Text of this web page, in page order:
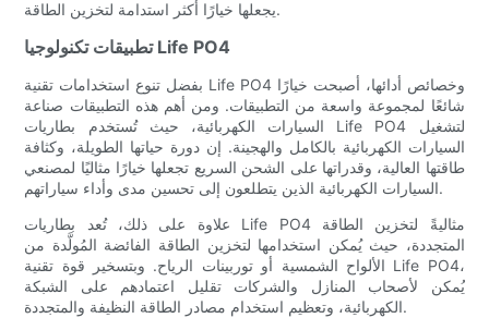
يجعلها خيارًا أكثر استدامة لتخزين الطاقة.
تطبيقات تكنولوجيا Life PO4
بفضل تنوع استخدامات تقنية Life PO4 وخصائص أدائها، أصبحت خيارًا
شائعًا لمجموعة واسعة من التطبيقات. ومن أهم هذه التطبيقات صناعة
السيارات الكهربائية، حيث تُستخدم بطاريات Life PO4 لتشغيل
السيارات الكهربائية بالكامل والهجينة. إن دورة حياتها الطويلة، وكثافة
طاقتها العالية، وقدراتها على الشحن السريع تجعلها خيارًا مثاليًا لمصنعي
السيارات الكهربائية الذين يتطلعون إلى تحسين مدى وأداء سياراتهم.
علاوة على ذلك، تُعد بطاريات Life PO4 مثاليةً لتخزين الطاقة
المتجددة، حيث يُمكن استخدامها لتخزين الطاقة الفائضة المُولَّدة من
الألواح الشمسية أو توربينات الرياح. وبتسخير قوة تقنية Life PO4،
يُمكن لأصحاب المنازل والشركات تقليل اعتمادهم على الشبكة
الكهربائية، وتعظيم استخدام مصادر الطاقة النظيفة والمتجددة.